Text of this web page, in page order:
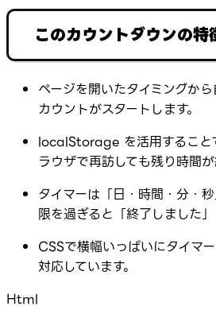
このカウントダウンの特
ページを開いたタイミングか
カウントがスタートします。
localStorage を活用すること
ラウザで再訪しても残り時間が
タイマーは「日・時間・分・
限を過ぎると「終了しました」
CSSで横幅いっぱいにタイマ
対応しています。
Html